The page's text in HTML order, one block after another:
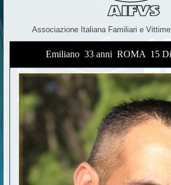
Associazione Italiana Familiari e
Emiliano 33 anni  ROMA  15